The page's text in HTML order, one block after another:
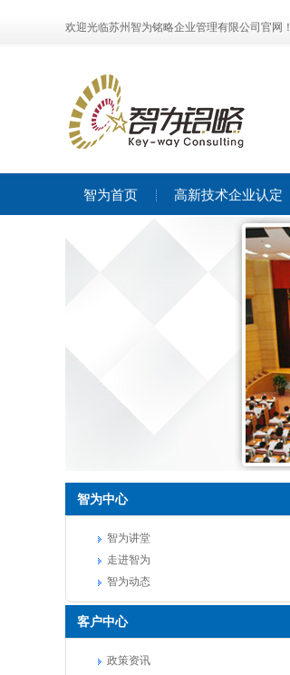
欢迎光临苏州智为铭略企业管理有限公司官网！
智为首页 高新技术企业认定
智为中心
智为讲堂
走进智为
智为动态
客户中心
政策资讯